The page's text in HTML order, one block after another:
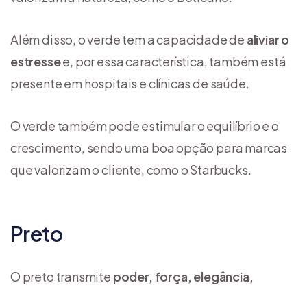
Além disso, o verde tem a capacidade de aliviar o
estressee, por essa característica, também está
presente em hospitais e clínicas de saúde.
O verde também pode estimular o equilíbrio e o
crescimento, sendo uma boa opção para marcas
que valorizam o cliente, como o Starbucks.
Preto
O preto transmite poder, força, elegância,